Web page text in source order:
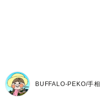
BUFFALO-PEKO/手相